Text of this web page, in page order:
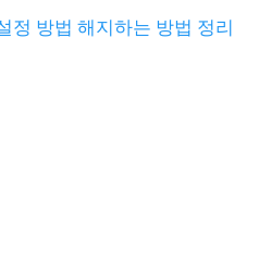
정 방법 해지하는 방법 정리